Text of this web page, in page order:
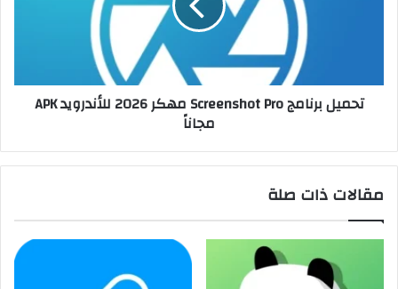
تحميل برنامج Screenshot Pro مهكر 2026 للأندرويد APK
مجاناً
مقالات ذات صلة